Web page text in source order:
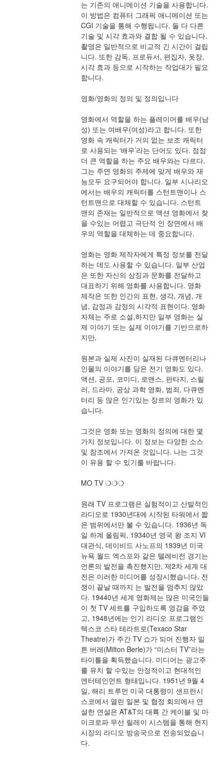
는 기존의 애니메이션 기술을 사용합니다.
이 방법은 컴퓨터 그래픽 애니메이션 또는
CGI 기술을 통해 수행됩니다. 둘 다 다른
기술 및 시각 효과와 결합 될 수 있습니다.
촬영은 일반적으로 비교적 긴 시간이 걸립
니다. 또한 감독, 프로듀서, 편집자, 옷장,
시각 효과 등으로 시작하는 작업대가 필요
합니다.
영화/영화의 정의 및 정의입니다
영화에서 역할을 하는 플레이어를 배우(남
성) 또는 여배우(여성)라고 합니다. 또한
영화 속 캐릭터가 거의 없는 보조 캐릭터
로 사용되는 ‘배우’라는 단어도 있다. 점점
더 큰 역할을 하는 주요 배우와는 다르다.
그는 주연 영화의 주제에 맞게 배우와 재
능모두 요구되어야 합니다. 일부 시나리오
에서는 배우의 캐릭터를 스턴트맨이나 스
턴트맨으로 대체할 수 있습니다. 스턴트
맨의 존재는 일반적으로 액션 영화에서 찾
을 수있는 어렵고 극단적 인 장면에서 배
우의 역할을 대체하는 데 중요합니다.
영화는 영화 제작자에게 특정 정보를 전달
하는 데도 사용할 수 있습니다. 일부 산업
은 또한 자신의 상징과 문화를 전달하고
대표하기 위해 영화를 사용합니다. 영화
제작은 또한 인간의 표현, 생각, 개념, 개
념, 감정과 감정의 시각적 표현이다. 영화
자체는 주로 소설,하지만 일부 영화는 실
제 이야기 또는 실제 이야기를 기반으로하
지만.
원본과 실제 사진이 실재된 다큐멘터리나
인물의 이야기를 담은 전기 영화도 있다.
액션, 공포, 코미디, 로맨스, 판타지, 스릴
러, 드라마, 공상 과학 영화, 범죄, 다큐멘
터리 등 많은 인기있는 장르의 영화가 있
습니다.
그것은 영화 또는 영화의 정의에 대한 몇
가지 정보입니다. 이 정보는 다양한 소스
및 참조에서 가져온 것입니다. 나는 그것
이 유용 할 수 있기를 바랍니다.
MO TV ❍❍❍
원래 TV 프로그램은 실험적이고 산발적인
라디오로 1930년대에 시작된 타워에서 짧
은 범위에서만 볼 수 있습니다. 1936년 독
일 하계 올림픽, 19340년 영국 왕 조지 VI
대관식, 데이비드 사노프의 1939년 미국
뉴욕 월드 엑스포와 같은 텔레비전 경기는
언론의 발전을 촉진했지만, 제2차 세계 대
전은 이러한 미디어를 성장시했습니다. 전
쟁이 끝날 때까지 는 발전을 멈추지 않았
다. 19440년 세계 영화제는 많은 미국인들
이 첫 TV 세트를 구입하도록 영감을 주었
고, 1948년에는 인기 라디오 프로그램인
텍스코 스타 테라트로(Texaco Star
Theatre)가 주간 TV 쇼가 되어 진행자 밀
튼 버레(Milton Berle)가 “미스터 TV”라는
타이틀을 획득했습니다. 미디어는 광고주
를 유치 할 수있는 안정적이고 현대적인
엔터테인먼트 형태입니다. 1951년 9월 4
일, 해리 트루먼 미국 대통령이 샌프란시
스코에서 열린 일본 및 협정 회의에서 연
설한 연설은 AT&T의 대륙 간 케이블 및 마
이크로파 무선 릴레이 시스템을 통해 현지
시장의 라디오 방송국으로 전송되었습니
다.